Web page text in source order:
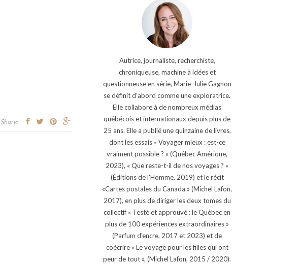
Share:
Autrice, journaliste, recherchiste,
chroniqueuse, machine à idées et
questionneuse en série, Marie-Julie Gagnon
se définit d’abord comme une exploratrice.
Elle collabore à de nombreux médias
québécois et internationaux depuis plus de
25 ans. Elle a publié une quinzaine de livres,
dont les essais « Voyager mieux : est-ce
vraiment possible ? » (Québec Amérique,
2023), « Que reste-t-il de nos voyages ? »
(Éditions de l'Homme, 2019) et le récit
«Cartes postales du Canada » (Michel Lafon,
2017), en plus de diriger les deux tomes du
collectif « Testé et approuvé : le Québec en
plus de 100 expériences extraordinaires »
(Parfum d'encre, 2017 et 2023) et de
coécrire « Le voyage pour les filles qui ont
peur de tout », (Michel Lafon, 2015 / 2020).